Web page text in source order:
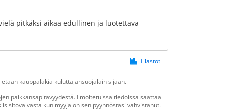
pitkäksi aikaa edullinen ja luotettava
Tilastot
kauppalakia kuluttajansuojalain sijaan.
paikkansapitävyydestä. Ilmoitetuissa tiedoissa saattaa
sitova vasta kun myyjä on sen pyynnöstäsi vahvistanut.